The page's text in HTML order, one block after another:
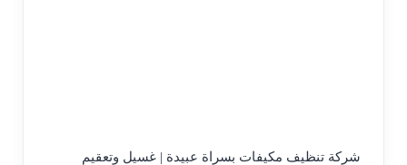
شركة تنظيف مكيفات بسراة عبيدة | غسيل وتعقيم